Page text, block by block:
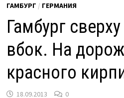
ГАМБУРГ / ГЕРМАНИЯ
Гамбург
вбок. На
красного
18.09.2013 0